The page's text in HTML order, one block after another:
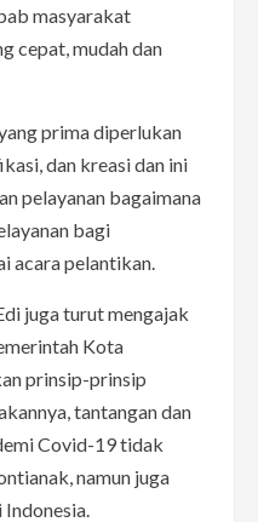
masyarakat
cepat, mudah dan
prima diperlukan
dan kreasi dan ini
pelayanan bagaimana
bagi
acara pelantikan.
juga turut mengajak
Kota
prinsip-prinsip
tantangan dan
Covid-19 tidak
namun juga